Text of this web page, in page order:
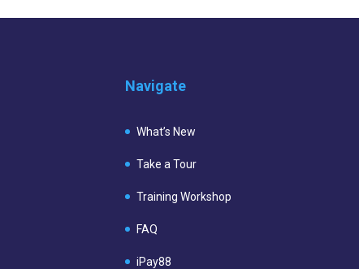
Navigate
What’s New
Take a Tour
Training Workshop
FAQ
iPay88